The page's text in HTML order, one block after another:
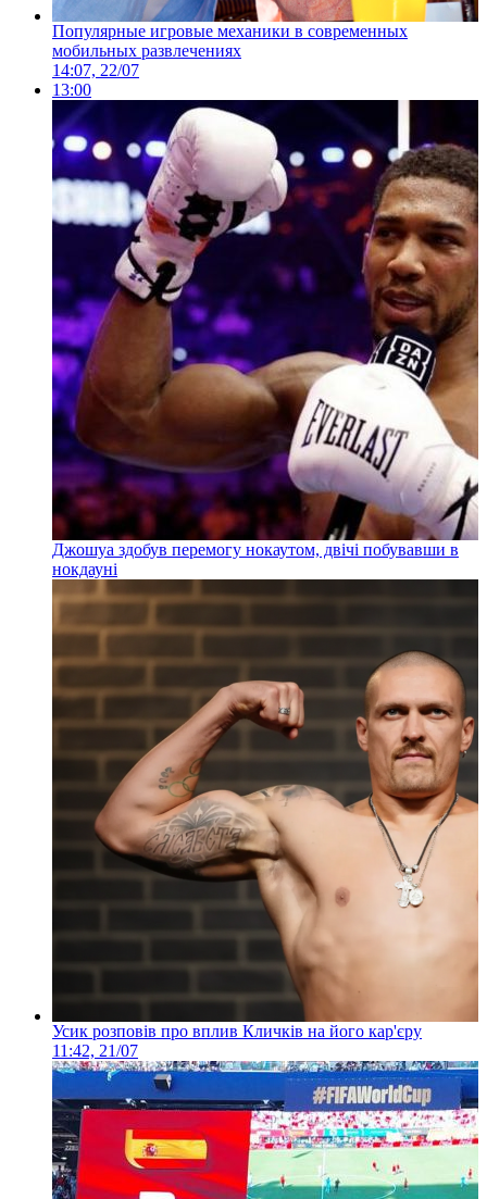
Популярные игровые механики в современных
мобильных развлечениях
14:07, 22/07
13:00
Джошуа здобув перемогу нокаутом, двічі побувавши в
нокдауні
Усик розповів про вплив Кличків на його кар'єру
11:42, 21/07